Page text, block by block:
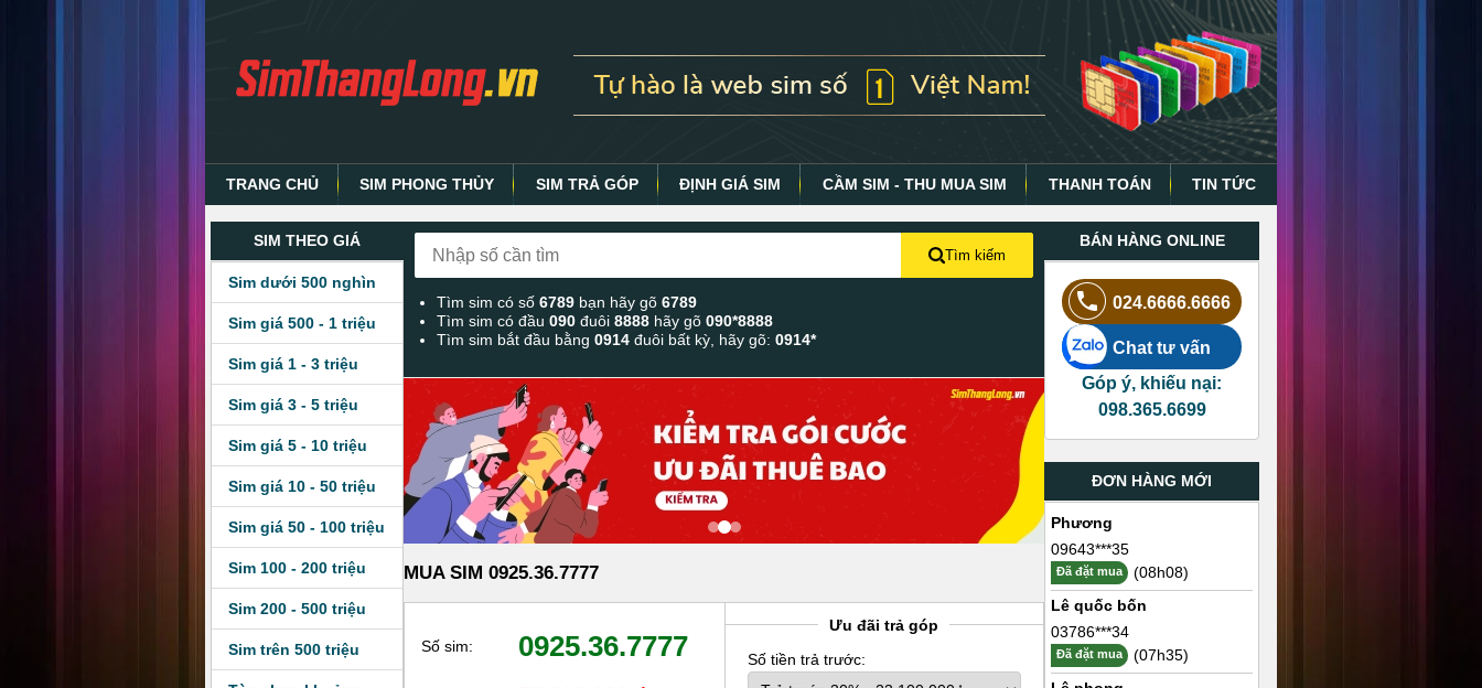
TRANG CHỦ SIM PHONG THỦY SIM TRẢ GÓP ĐỊNH GIÁ SIM CẦM SIM - THU MUA SIM THANH TOÁN TIN TỨC
SIM THEO GIÁ
Sim dưới 500 nghìn
Sim giá 500 - 1 triệu
Sim giá 1 - 3 triệu
Sim giá 3 - 5 triệu
Sim giá 5 - 10 triệu
Sim giá 10 - 50 triệu
Sim giá 50 - 100 triệu
Sim 100 - 200 triệu
Sim 200 - 500 triệu
Sim trên 500 triệu
Tìm kiếm
Tìm sim có số6789 bạn hãy gõ6789
Tìm sim có đầu090đuôi8888 hãy gõ090*8888
Tìm sim bắt đầu bằng0914 đuôi bất kỳ, hãy gõ:0914*
MUA SIM 0925.36.7777
Số sim: 0925.36.7777
Ưu đãi trả góp
Số tiền trả trước:
BÁN HÀNG ONLINE
024.6666.6666
Chat tư vấn
Góp ý, khiếu nại:
098.365.6699
ĐƠN HÀNG MỚI
Phương
09643***35
Đã đặt mua
(08h08)
Lê quốc bốn
03786***34
Đã đặt mua
(07h35)